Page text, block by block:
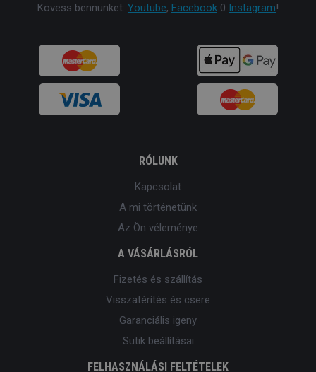
Kövess bennünket: Youtube, Facebook 0 Instagram!
RÓLUNK
Kapcsolat
A mi történetünk
Az Ön véleménye
A VÁSÁRLÁSRÓL
Fizetés és szállítás
Visszatérítés és csere
Garanciális igeny
Sütik beállításai
FELHASZNÁLÁSI FELTÉTELEK